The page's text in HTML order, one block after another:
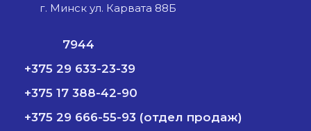
г. Минск ул. Карвата 88Б
7944
+375 29 633-23-39
+375 17 388-42-90
+375 29 666-55-93 (отдел продаж)